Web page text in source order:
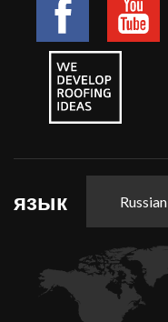
язык Russian